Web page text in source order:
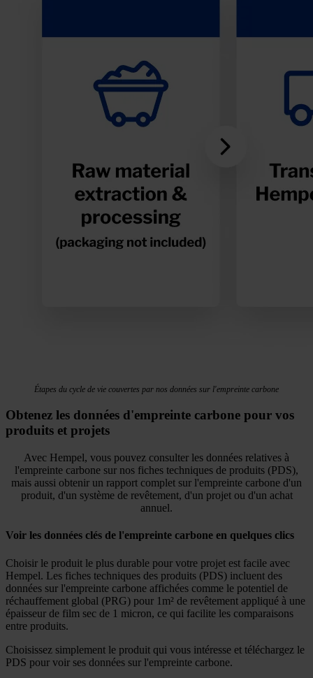
Étapes du cycle de vie couvertes par nos données sur l'empreinte carbone
Obtenez les données d'empreinte carbone pour vos
produits et projets
Avec Hempel, vous pouvez consulter les données relatives à
l'empreinte carbone sur nos fiches techniques de produits (PDS),
mais aussi obtenir un rapport complet sur l'empreinte carbone d'un
produit, d'un système de revêtement, d'un projet ou d'un achat
annuel.
Voir les données clés de l'empreinte carbone en quelques clics
Choisir le produit le plus durable pour votre projet est facile avec
Hempel. Les fiches techniques des produits (PDS) incluent des
données sur l'empreinte carbone affichées comme le potentiel de
réchauffement global (PRG) pour 1m² de revêtement appliqué à une
épaisseur de film sec de 1 micron, ce qui facilite les comparaisons
entre produits.
Choisissez simplement le produit qui vous intéresse et téléchargez le
PDS pour voir ses données sur l'empreinte carbone.